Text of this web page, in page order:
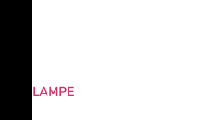
LAMPE